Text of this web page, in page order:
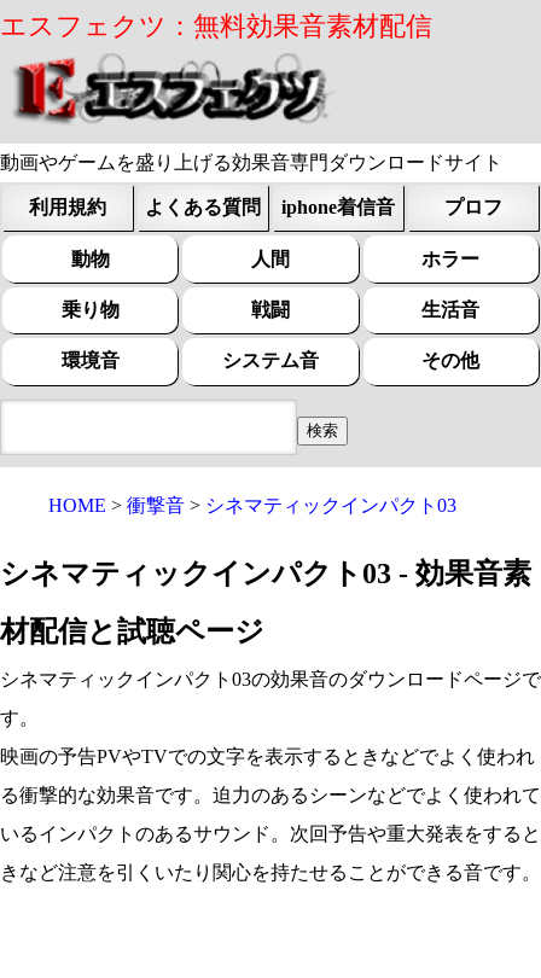
エスフェクツ：無料効果音素材配信
動画やゲームを盛り上げる効果音専門ダウンロードサイト
利用規約 よくある質問 iphone着信音 プロフ
動物 人間 ホラー
乗り物 戦闘 生活音
環境音 システム音 その他
HOME 衝撃音 シネマティックインパクト03
シネマティックインパクト03 - 効果音素
材配信と試聴ページ
シネマティックインパクト03の効果音のダウンロードページで
す。
映画の予告PVやTVでの文字を表示するときなどでよく使われ
る衝撃的な効果音です。迫力のあるシーンなどでよく使われて
いるインパクトのあるサウンド。次回予告や重大発表をすると
きなど注意を引くいたり関心を持たせることができる音です。